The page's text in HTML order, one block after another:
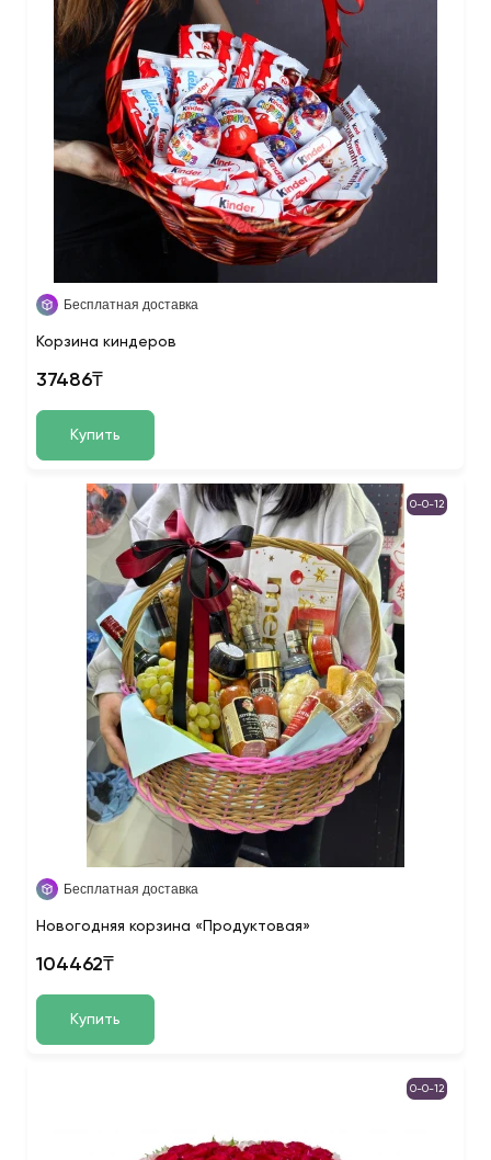
Бесплатная доставка
Корзина киндеров
37486₸
Купить
0-0-12
Бесплатная доставка
Новогодняя корзина «Продуктовая»
104462₸
Купить
0-0-12